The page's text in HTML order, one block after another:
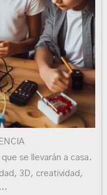
se llevarán a casa.
3D, creatividad,